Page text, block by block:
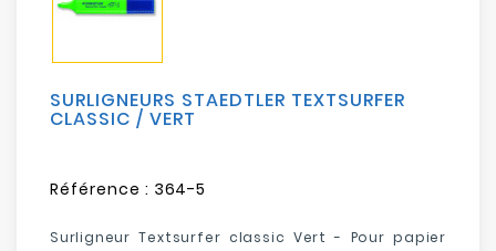
Mobilités
Loisirs
SURLIGNEURS STAEDTLER TEXTSURFER
CLASSIC / VERT
Référence : 364-5
Surligneur Textsurfer classic Vert - Pour papier